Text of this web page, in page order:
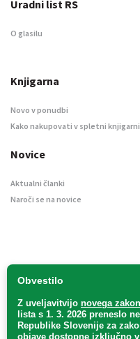
Obvestilo
Z uveljavitvijo novega
lista s 1. 3. 2026 preneslo
Republike Slovenije za
objave dostopne izključno
Uradni list RS
O glasilu
Knjigarna
Novo v ponudbi
Kako nakupovati v spletni knjigarni
Novice
Aktualni članki
Naroči se na novice